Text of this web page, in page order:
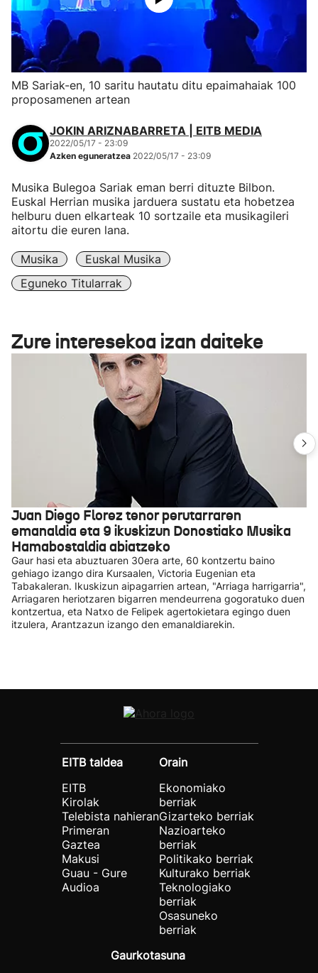
MB Sariak-en, 10 saritu hautatu ditu epaimahaiak 100
proposamenen artean
JOKIN ARIZNABARRETA | EITB MEDIA
2022/05/17 - 23:09
Azken eguneratzea 2022/05/17 - 23:09
Musika Bulegoa Sariak eman berri dituzte Bilbon.
Euskal Herrian musika jarduera sustatu eta hobetzea
helburu duen elkarteak 10 sortzaile eta musikagileri
aitortu die euren lana.
Musika
Euskal Musika
Eguneko Titularrak
Zure interesekoa izan daiteke
Juan Diego Florez tenor perutarraren
emanaldia eta 9 ikuskizun Donostiako Musika
Hamabostaldia abiatzeko
Gaur hasi eta abuztuaren 30era arte, 60 kontzertu baino
gehiago izango dira Kursaalen, Victoria Eugenian eta
Tabakaleran. Ikuskizun aipagarrien artean, "Arriaga harrigarria",
Arriagaren heriotzaren bigarren mendeurrena gogoratuko duen
kontzertua, eta Natxo de Felipek agertokietara egingo duen
itzulera, Arantzazun izango den emanaldiarekin.
EITB taldea
EITB
Kirolak
Telebista nahieran
Primeran
Gaztea
Makusi
Guau - Gure
Audioa
Orain
Ekonomiako
berriak
Gizarteko berriak
Nazioarteko
berriak
Politikako berriak
Kulturako berriak
Teknologiako
berriak
Osasuneko
berriak
Gaurkotasuna